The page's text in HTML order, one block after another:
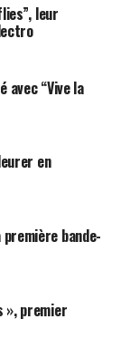
leur
avec “Vive la
en
première bande-
», premier